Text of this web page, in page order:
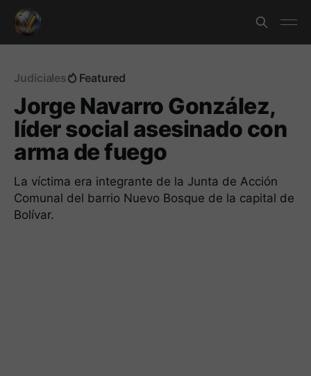
Judiciales Featured
Jorge Navarro González,
líder social asesinado con
arma de fuego
La víctima era integrante de la Junta de Acción
Comunal del barrio Nuevo Bosque de la capital de
Bolívar.